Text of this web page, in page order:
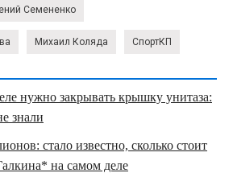
Семененко
Михаил Коляда СпортКП
нужно закрывать крышку унитаза:
знали
стало известно, сколько стоит
на самом деле